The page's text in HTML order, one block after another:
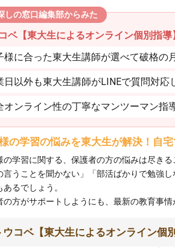
しの窓口編集部からみた
ベ【東大生によるオンライン個別指
様に合った東大生講師が選べて破格の
日以外も東大生講師がLINEで質問対応
オンライン性の丁寧なマンツーマン指
の学習の悩みを東大生が解決！自
の学習に関する、保護者の方の悩みは尽きる
言うことを聞かない」「部活ばかりで勉強
あるでしょう。
の方がサポートしようにも、最新の教育事情
ウコベ【東大生によるオンライン個